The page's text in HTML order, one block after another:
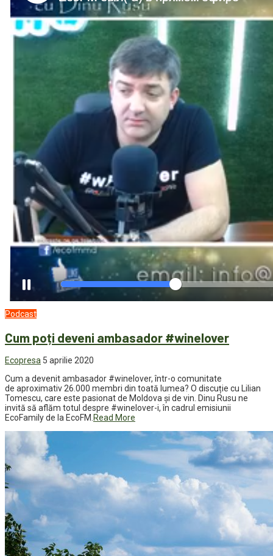
Podcast
Cum poți deveni ambasador #winelover
Ecopresa 5 aprilie 2020
Cum a devenit ambasador #winelover, într-o comunitate
de aproximativ 26.000 membri din toată lumea? O discuție cu Lilian
Tomescu, care este pasionat de Moldova și de vin. Dinu Rusu ne
invită să aflăm totul despre #winelover-i, în cadrul emisiunii
EcoFamily de la EcoFM. Read More